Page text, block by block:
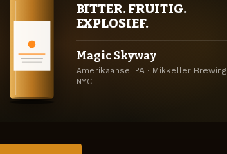
BITTER. FRUITIG.
EXPLOSIEF.
Magic Skyway
Amerikaanse IPA · Mikkeller Brewing
NYC